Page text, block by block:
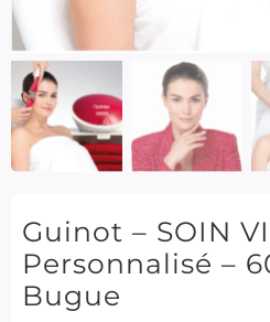
Guinot – SOIN
Personnalisé –
Bugue